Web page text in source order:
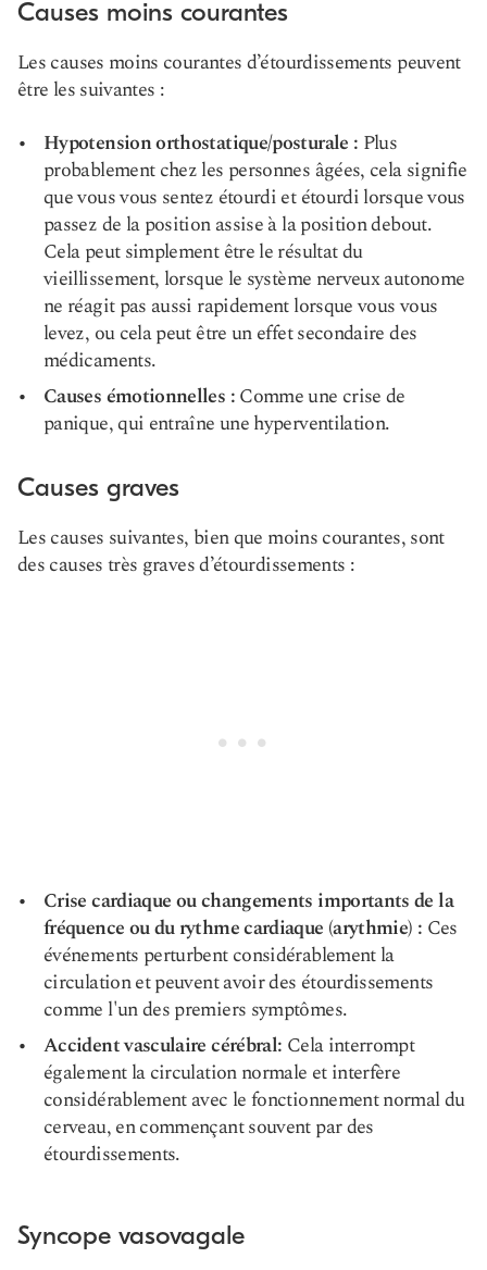
Causes moins courantes
Les causes moins courantes d’étourdissements peuvent
être les suivantes :
Hypotension orthostatique/posturale : Plus
probablement chez les personnes âgées, cela signifie
que vous vous sentez étourdi et étourdi lorsque vous
passez de la position assise à la position debout.
Cela peut simplement être le résultat du
vieillissement, lorsque le système nerveux autonome
ne réagit pas aussi rapidement lorsque vous vous
levez, ou cela peut être un effet secondaire des
médicaments.
Causes émotionnelles :Comme une crise de
panique, qui entraîne une hyperventilation.
Causes graves
Les causes suivantes, bien que moins courantes, sont
des causes très graves d’étourdissements :
Crise cardiaque ou changements importants de la
fréquence ou du rythme cardiaque (arythmie) : Ces
événements perturbent considérablement la
circulation et peuvent avoir des étourdissements
comme l'un des premiers symptômes.
Accident vasculaire cérébral: Cela interrompt
également la circulation normale et interfère
considérablement avec le fonctionnement normal du
cerveau, en commençant souvent par des
étourdissements.
Syncope vasovagale